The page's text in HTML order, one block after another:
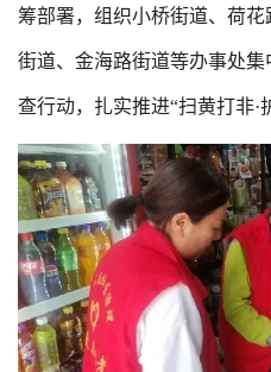
筹部署，组织小桥街道、荷
街道、金海路街道等办事处
查行动，扎实推进“扫黄打非·